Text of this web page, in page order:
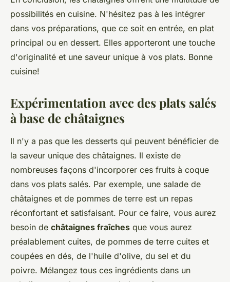
possibilités en cuisine. N'hésitez pas à les intégrer
dans vos préparations, que ce soit en entrée, en plat
principal ou en dessert. Elles apporteront une touche
d'originalité et une saveur unique à vos plats. Bonne
cuisine!
Expérimentation avec des plats salés
à base de châtaignes
Il n'y a pas que les desserts qui peuvent bénéficier de
la saveur unique des châtaignes. Il existe de
nombreuses façons d'incorporer ces fruits à coque
dans vos plats salés. Par exemple, une salade de
châtaignes et de pommes de terre est un repas
réconfortant et satisfaisant. Pour ce faire, vous aurez
besoin de châtaignes fraîches que vous aurez
préalablement cuites, de pommes de terre cuites et
coupées en dés, de l'huile d'olive, du sel et du
poivre. Mélangez tous ces ingrédients dans un